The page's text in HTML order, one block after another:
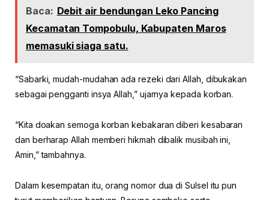
Baca: Debit air bendungan Leko Pancing
Kecamatan Tompobulu, Kabupaten Maros
memasuki siaga satu.
“Sabarki, mudah-mudahan ada rezeki dari Allah, dibukakan
sebagai pengganti insya Allah,” ujarnya kepada korban.
“Kita doakan semoga korban kebakaran diberi kesabaran
dan berharap Allah memberi hikmah dibalik musibah ini,
Amin,” tambahnya.
Dalam kesempatan itu, orang nomor dua di Sulsel itu pun